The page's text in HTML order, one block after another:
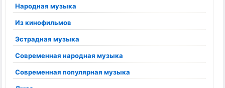
Народная музыка
Из кинофильмов
Эстрадная музыка
Современная народная музыка
Современная популярная музыка